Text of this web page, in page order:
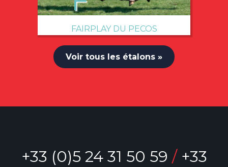
FAIRPLAY DU PECOS
Voir tous les étalons »
+33 (0)5 24 31 50 59 / +33